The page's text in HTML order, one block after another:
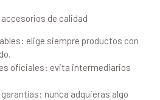
de calidad
elige siempre productos con
oficiales: evita intermediarios
nunca adquieras algo